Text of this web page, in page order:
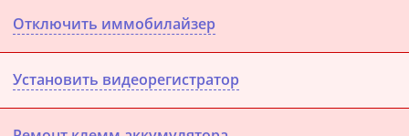
Отключить иммобилайзер
Установить видеорегистратор